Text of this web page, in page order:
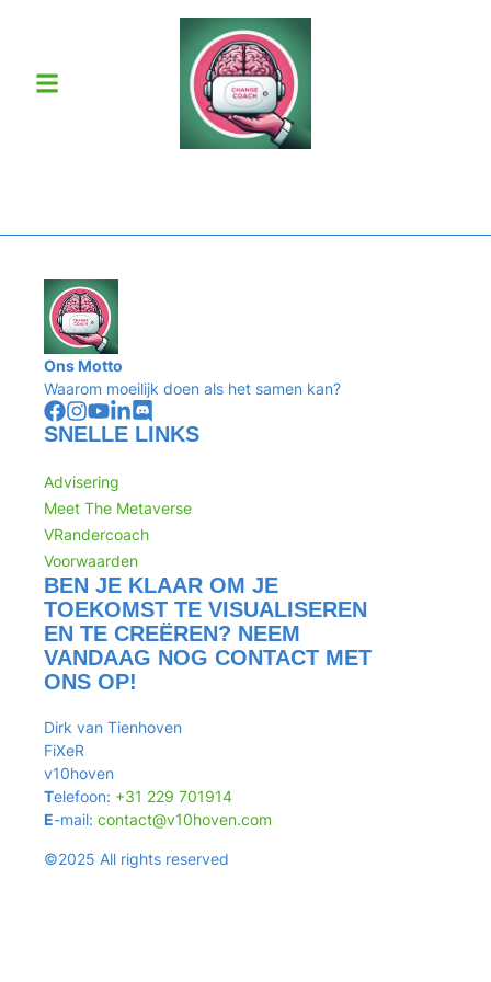
Ons Motto
Waarom moeilijk doen als het samen kan?
SNELLE LINKS
Advisering
Meet The Metaverse
VRandercoach
Voorwaarden
BEN JE KLAAR OM JE
TOEKOMST TE VISUALISEREN
EN TE CREËREN? NEEM
VANDAAG NOG CONTACT MET
ONS OP!
Dirk van Tienhoven
FiXeR
v10hoven
Telefoon: +31 229 701914
E-mail: contact@v10hoven.com
©2025 All rights reserved